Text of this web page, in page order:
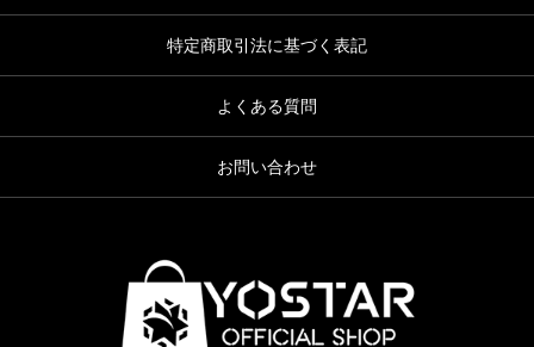
特定商取引法に基づく表記
よくある質問
お問い合わせ